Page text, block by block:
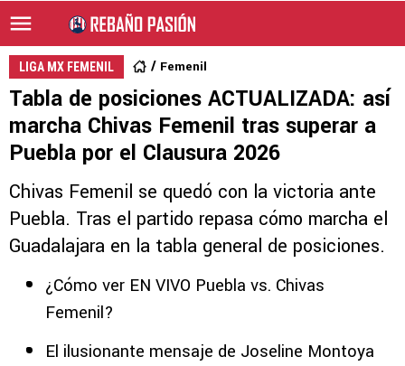
LIGA MX FEMENIL Femenil
Tabla de posiciones ACTUALIZADA: así
marcha Chivas Femenil tras superar a
Puebla por el Clausura 2026
Chivas Femenil se quedó con la victoria ante
Puebla. Tras el partido repasa cómo marcha el
Guadalajara en la tabla general de posiciones.
¿Cómo ver EN VIVO Puebla vs. Chivas
Femenil?
El ilusionante mensaje de Joseline Montoya